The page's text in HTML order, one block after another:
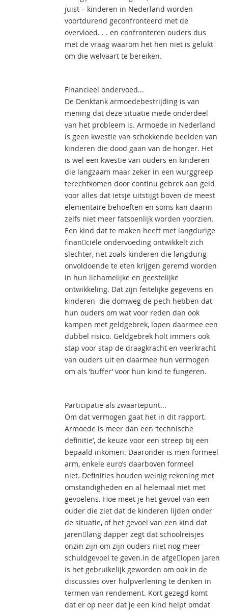
juist – kinderen in Nederland worden
voortdurend geconfronteerd met de
overvloed. . . en confronteren ouders dus
met de vraag waarom het hen niet is gelukt
om die welvaart te bereiken.
Financieel ondervoed...
De Denktank armoedebestrijding is van
mening dat deze situatie mede onderdeel
van het probleem is. Armoede in Nederland
is geen kwestie van schokkende beelden van
kinderen die dood gaan van de honger. Het
is wel een kwestie van ouders en kinderen
die langzaam maar zeker in een wurggreep
terechtkomen door continu gebrek aan geld
voor alles dat ietsje uitstijgt boven de meest
elementaire behoeften en soms kan daarin
zelfs niet meer fatsoenlijk worden voorzien.
Een kind dat te maken heeft met langdurige
finan￾ciële ondervoeding ontwikkelt zich
slechter, net zoals kinderen die langdurig
onvoldoende te eten krijgen geremd worden
in hun lichamelijke en geestelijke
ontwikkeling. Dat zijn feitelijke gegevens en
kinderen die domweg de pech hebben dat
hun ouders om wat voor reden dan ook
kampen met geldgebrek, lopen daarmee een
dubbel risico. Geldgebrek holt immers ook
stap voor stap de draagkracht en veerkracht
van ouders uit en daarmee hun vermogen
om als ‘buffer’ voor hun kind te fungeren.
Participatie als zwaartepunt...
Om dat vermogen gaat het in dit rapport.
Armoede is meer dan een ‘technische
definitie’, de keuze voor een streep bij een
bepaald inkomen. Daaronder is men formeel
arm, enkele euro’s daarboven formeel
niet. Definities houden weinig rekening met
omstandigheden en al helemaal niet met
gevoelens. Hoe meet je het gevoel van een
ouder die ziet dat de kinderen lijden onder
de situatie, of het gevoel van een kind dat
jaren￾lang dapper zegt dat schoolreisjes
onzin zijn om zijn ouders niet nog meer
schuldgevoel te geven.In de afge￾lopen jaren
is het gebruikelijk geworden om ook in de
discussies over hulpverlening te denken in
termen van rendement. Kort gezegd komt
dat er op neer dat je een kind helpt omdat